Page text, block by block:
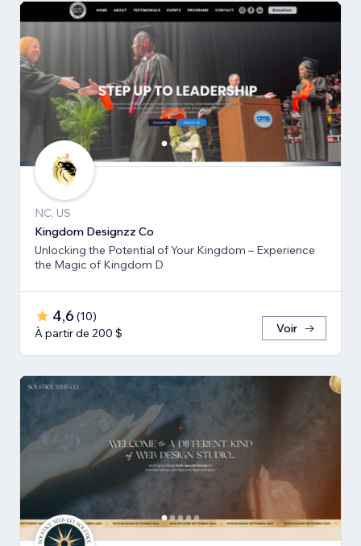
NC, US
Kingdom Designzz Co
Unlocking the Potential of Your Kingdom – Experience
the Magic of Kingdom D
4,6 (10)
À partir de 200 $
Voir